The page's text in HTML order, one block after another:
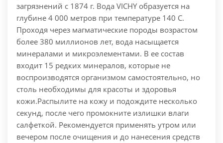
загрязнений с 1874 г. Вода VICHY образуется на
глубине 4 000 метров при температуре 140 C.
Проходя через магматические породы возрастом
более 380 миллионов лет, вода насыщается
минералами и микроэлементами. В ее состав
входит 15 редких минералов, которые не
воспроизводятся организмом самостоятельно, но
столь необходимы для красоты и здоровья
кожи.Распылите на кожу и подождите несколько
секунд, после чего промокните излишки влаги
салфеткой. Рекомендуется применять утром или
вечером после очищения и до нанесения средств